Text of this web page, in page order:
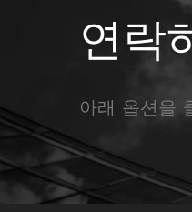
연락
아래 옵션